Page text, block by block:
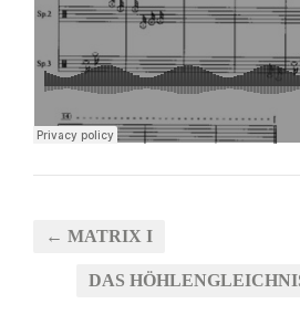
← MATRIX I
DAS